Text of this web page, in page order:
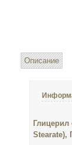
Описание
Глицерил
Stearate),